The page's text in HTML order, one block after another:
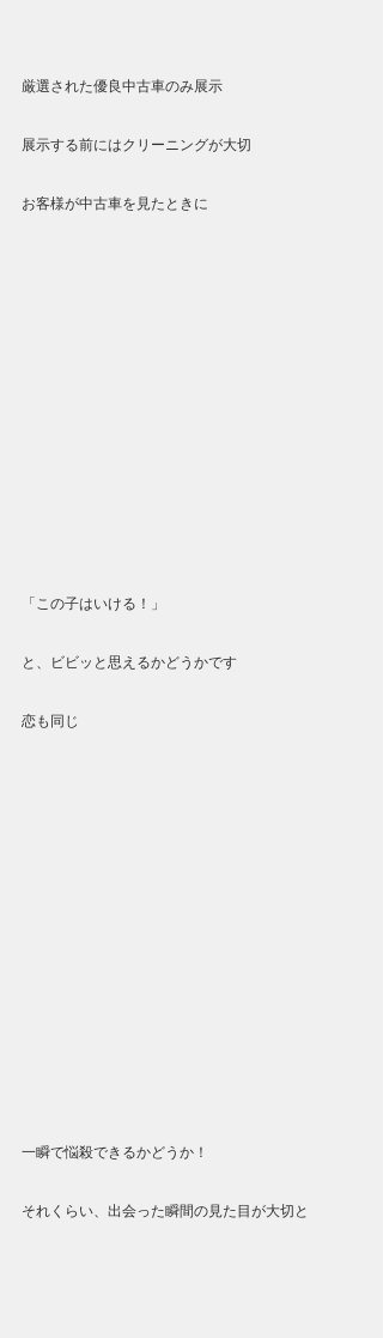
厳選された優良中古車のみ展示
展示する前にはクリーニングが大切
お客様が中古車を見たときに
「この子はいける！」
と、ビビッと思えるかどうかです
恋も同じ
一瞬で悩殺できるかどうか！
それくらい、出会った瞬間の見た目が大切と